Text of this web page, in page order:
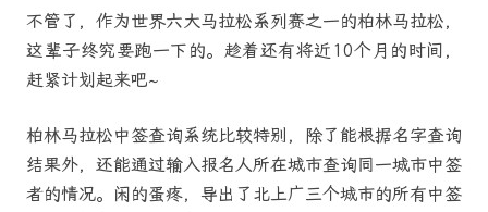
不管了，作为世界六大马拉松系列赛之一的柏林马拉松，
这辈子终究要跑一下的。趁着还有将近10个月的时间，
赶紧计划起来吧~
柏林马拉松中签查询系统比较特别，除了能根据名字查询
结果外，还能通过输入报名人所在城市查询同一城市中签
者的情况。闲的蛋疼，导出了北上广三个城市的所有中签